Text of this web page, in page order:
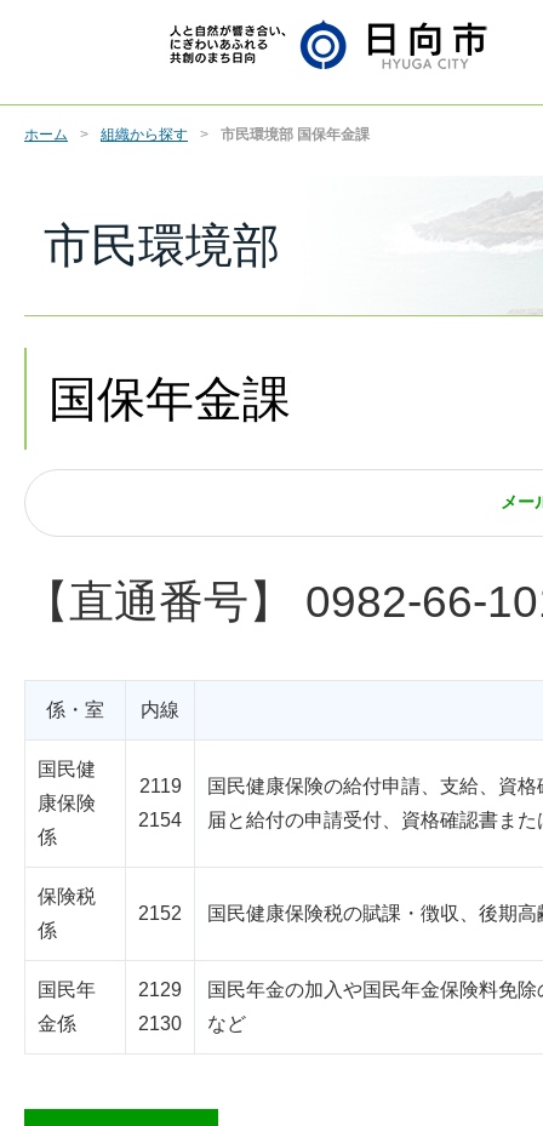
ホーム 組織から探す 市民環境部 国保年金課
市民環境部
国保年金課
メー
【直通番号】 0982-66-
係・室 内線
国民健
康保険
係
2119
2154
国民健康保険の給付申請、支給、資
届と給付の申請受付、資格確認書ま
保険税
係
2152 国民健康保険税の賦課・徴収、後期
国民年
金係
2129
2130
国民年金の加入や国民年金保険料免
など